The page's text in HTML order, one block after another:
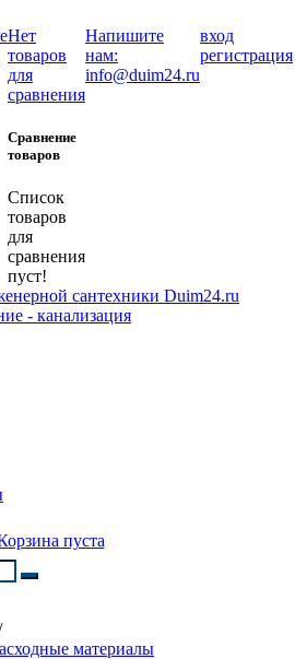
Нет
товаров
для
сравнения
Сравнение
товаров
Список
товаров
для
сравнения
пуст!
Напишите
нам:
info@duim24.ru
вход
регистрация
- канализация
пуста
материалы